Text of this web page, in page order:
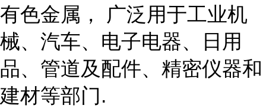
有色金属， 广泛用于工业机
械、汽车、电子电器、日用
品、管道及配件、精密仪器和
建材等部门.